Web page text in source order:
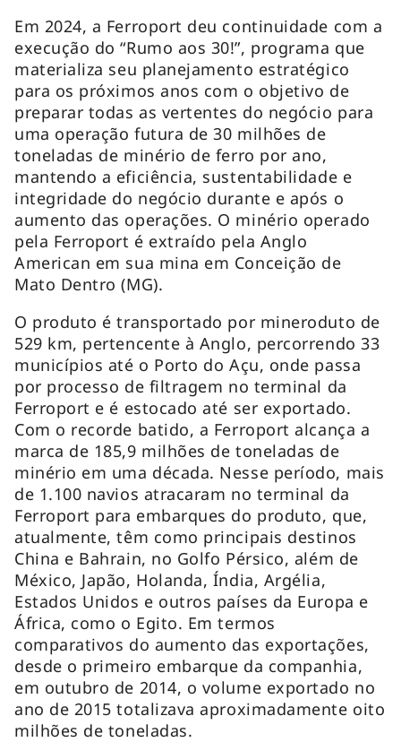
Em 2024, a Ferroport deu continuidade com a
execução do “Rumo aos 30!”, programa que
materializa seu planejamento estratégico
para os próximos anos com o objetivo de
preparar todas as vertentes do negócio para
uma operação futura de 30 milhões de
toneladas de minério de ferro por ano,
mantendo a eficiência, sustentabilidade e
integridade do negócio durante e após o
aumento das operações. O minério operado
pela Ferroport é extraído pela Anglo
American em sua mina em Conceição de
Mato Dentro (MG).
O produto é transportado por mineroduto de
529 km, pertencente à Anglo, percorrendo 33
municípios até o Porto do Açu, onde passa
por processo de filtragem no terminal da
Ferroport e é estocado até ser exportado.
Com o recorde batido, a Ferroport alcança a
marca de 185,9 milhões de toneladas de
minério em uma década. Nesse período, mais
de 1.100 navios atracaram no terminal da
Ferroport para embarques do produto, que,
atualmente, têm como principais destinos
China e Bahrain, no Golfo Pérsico, além de
México, Japão, Holanda, Índia, Argélia,
Estados Unidos e outros países da Europa e
África, como o Egito. Em termos
comparativos do aumento das exportações,
desde o primeiro embarque da companhia,
em outubro de 2014, o volume exportado no
ano de 2015 totalizava aproximadamente oito
milhões de toneladas.